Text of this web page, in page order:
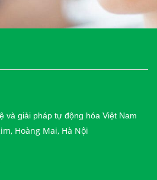
và giải pháp tự động hóa Việt Nam
Hoàng Mai, Hà Nội